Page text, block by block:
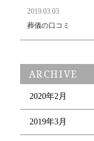
2019.03.03
葬儀の口コミ
ARCHIVE
2020年2月
2019年3月